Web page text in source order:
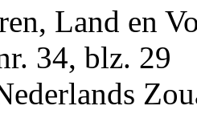
Land en
34, blz. 29